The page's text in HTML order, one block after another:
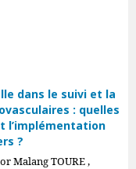
dans le suivi et la
: quelles
l’implémentation
?
Malang TOURE ,